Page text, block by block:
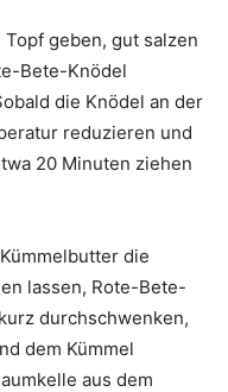
geben, gut salzen
Bete-Knödel
die Knödel an der
reduzieren und
20 Minuten ziehen
die
lassen, Rote-Bete-
durchschwenken,
dem Kümmel
aus dem